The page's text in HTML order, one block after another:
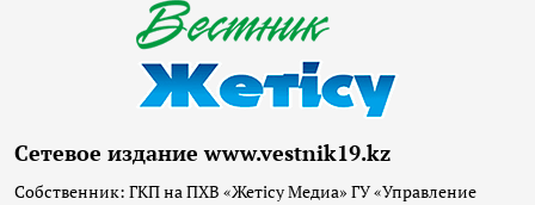
Сетевое издание www.vestnik19.kz
Собственник: ГКП на ПХВ «Жетісу Медиа» ГУ «Управление